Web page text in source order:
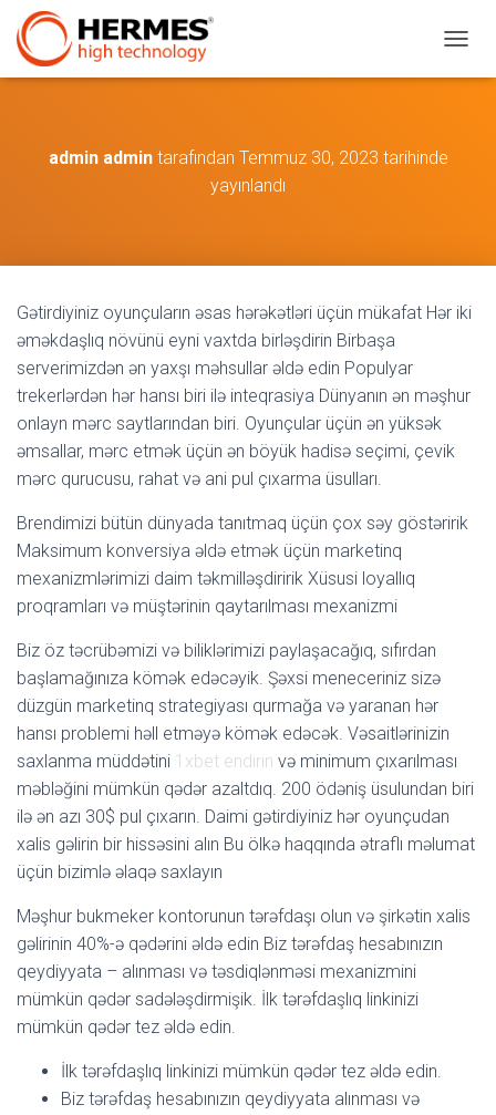
E
A
A
admin admintarafından Temmuz 30, 2023 tarihinde
yayınlandı
Gətirdiyiniz oyunçuların əsas hərəkətləri üçün mükafat Hər iki
əməkdaşlıq növünü eyni vaxtda birləşdirin Birbaşa
serverimizdən ən yaxşı məhsullar əldə edin Populyar
trekerlərdən hər hansı biri ilə inteqrasiya Dünyanın ən məşhur
onlayn mərc saytlarından biri. Oyunçular üçün ən yüksək
əmsallar, mərc etmək üçün ən böyük hadisə seçimi, çevik
mərc qurucusu, rahat və ani pul çıxarma üsulları.
Brendimizi bütün dünyada tanıtmaq üçün çox səy göstəririk
Maksimum konversiya əldə etmək üçün marketinq
mexanizmlərimizi daim təkmilləşdiririk Xüsusi loyallıq
proqramları və müştərinin qaytarılması mexanizmi
Biz öz təcrübəmizi və biliklərimizi paylaşacağıq, sıfırdan
başlamağınıza kömək edəcəyik. Şəxsi meneceriniz sizə
düzgün marketinq strategiyası qurmağa və yaranan hər
hansı problemi həll etməyə kömək edəcək. Vəsaitlərinizin
saxlanma müddətini 1xbet endirin və minimum çıxarılması
məbləğini mümkün qədər azaltdıq. 200 ödəniş üsulundan biri
ilə ən azı 30$ pul çıxarın. Daimi gətirdiyiniz hər oyunçudan
xalis gəlirin bir hissəsini alın Bu ölkə haqqında ətraflı məlumat
üçün bizimlə əlaqə saxlayın
Məşhur bukmeker kontorunun tərəfdaşı olun və şirkətin xalis
gəlirinin 40%-ə qədərini əldə edin Biz tərəfdaş hesabınızın
qeydiyyata – alınması və təsdiqlənməsi mexanizmini
mümkün qədər sadələşdirmişik. İlk tərəfdaşlıq linkinizi
mümkün qədər tez əldə edin.
İlk tərəfdaşlıq linkinizi mümkün qədər tez əldə edin.
Biz tərəfdaş hesabınızın qeydiyyata alınması və